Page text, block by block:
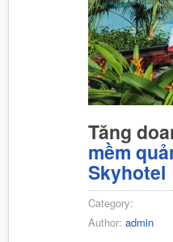
Tăng
mềm
Skyhotel
Category:
Author: admin